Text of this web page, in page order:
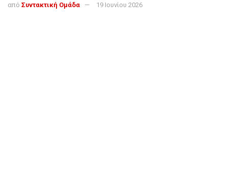
από Συντακτική Ομάδα 19 Ιουνίου 2026